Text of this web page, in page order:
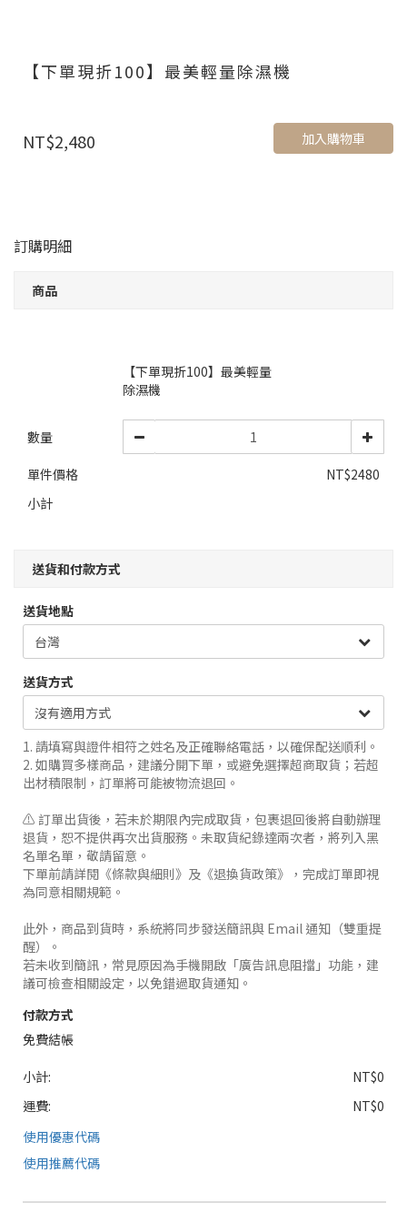
【下單現折100】最美輕量除濕機
NT$2,480 加入購物車
訂購明細
商品
【下單現折100】最美輕量
除濕機
數量
單件價格
NT$2480
小計
送貨和付款方式
送貨地點
送貨方式
1. 請填寫與證件相符之姓名及正確聯絡電話，以確保配送順利。
2. 如購買多樣商品，建議分開下單，或避免選擇超商取貨；若超
出材積限制，訂單將可能被物流退回。
⚠️ 訂單出貨後，若未於期限內完成取貨，包裹退回後將自動辦理
退貨，恕不提供再次出貨服務。未取貨紀錄達兩次者，將列入黑
名單名單，敬請留意。
下單前請詳閱《條款與細則》及《退換貨政策》，完成訂單即視
為同意相關規範。
此外，商品到貨時，系統將同步發送簡訊與 Email 通知（雙重提
醒）。
若未收到簡訊，常見原因為手機開啟「廣告訊息阻擋」功能，建
議可檢查相關設定，以免錯過取貨通知。
付款方式
免費結帳
小計:
NT$0
運費:
NT$0
使用優惠代碼
使用推薦代碼